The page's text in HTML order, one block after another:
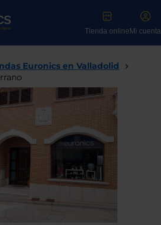
Tienda online Mi cuenta
Euronics en Valladolid